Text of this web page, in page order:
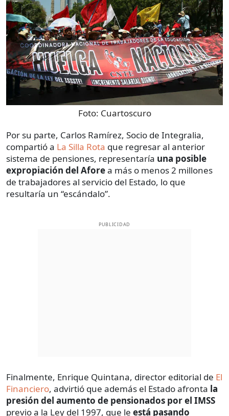
Foto: Cuartoscuro
Por su parte, Carlos Ramírez, Socio de Integralia,
compartió a La Silla Rota que regresar al anterior
sistema de pensiones, representaría una posible
expropiación del Aforea más o menos 2 millones
de trabajadores al servicio del Estado, lo que
resultaría un “escándalo”.
PUBLICIDAD
Finalmente, Enrique Quintana, director editorial de El
Financiero, advirtió que además el Estado afronta la
presión del aumento de pensionados por el IMSS
previo a la Ley del 1997, que le está pasando